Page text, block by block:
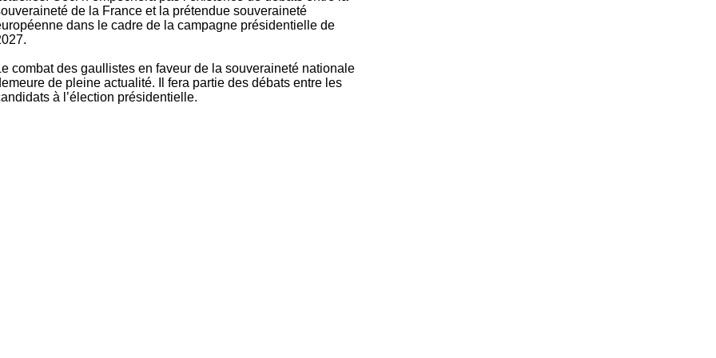
de la France et la prétendue souveraineté
dans le cadre de la campagne présidentielle de
combat des gaullistes en faveur de la souveraineté nationale
de pleine actualité. Il fera partie des débats entre les
à l’élection présidentielle.